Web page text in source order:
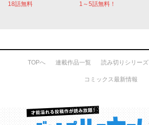
18話無料 1～5話無料！
TOPへ 連載作品一覧 読み切りシリーズ
コミックス最新情報